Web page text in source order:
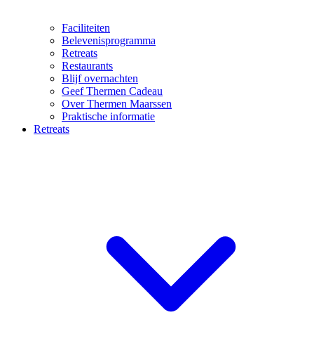
Faciliteiten
Belevenisprogramma
Retreats
Restaurants
Blijf overnachten
Geef Thermen Cadeau
Over Thermen Maarssen
Praktische informatie
Retreats